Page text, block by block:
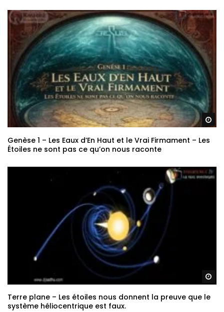
Genèse 1 – Les Eaux d’En Haut et le Vrai Firmament – Les
Étoiles ne sont pas ce qu’on nous raconte
Terre plane – Les étoiles nous donnent la preuve que le
système héliocentrique est faux.